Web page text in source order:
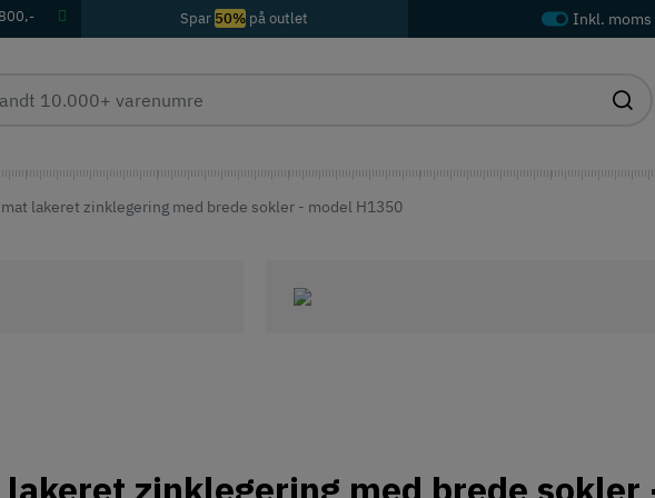
Spar 50% på outlet
lakeret zinklegering med brede sokler - model H1350